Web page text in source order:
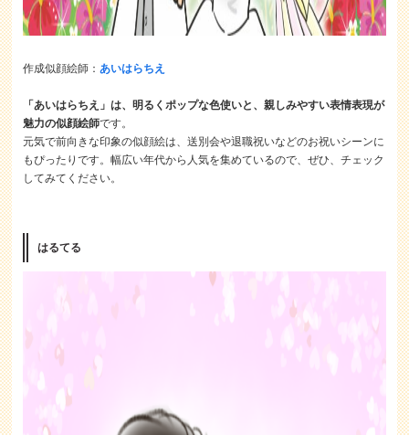
作成似顔絵師：あいはらちえ
「あいはらちえ」は、明るくポップな色使いと、親しみやすい表情表現が
魅力の似顔絵師です。
元気で前向きな印象の似顔絵は、送別会や退職祝いなどのお祝いシーンに
もぴったりです。幅広い年代から人気を集めているので、ぜひ、チェック
してみてください。
はるてる